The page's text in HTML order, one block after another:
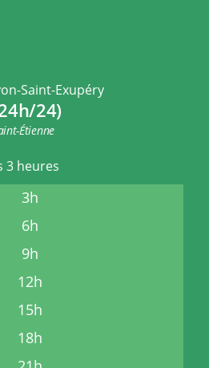
Saint-Exupéry
24)
Étienne
3 heures
3h
6h
9h
12h
15h
18h